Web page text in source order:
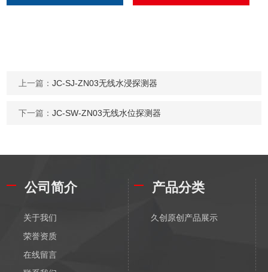
上一篇：JC-SJ-ZN03无线水浸探测器
下一篇：JC-SW-ZN03无线水位探测器
公司简介
关于我们
荣誉资质
在线留言
产品分类
久创原创产品展示